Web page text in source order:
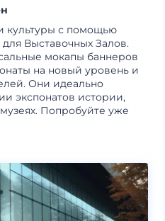
культуры с помощью
Выставочных Залов.
мокапы баннеров
на новый уровень и
Они идеально
экспонатов истории,
Попробуйте уже